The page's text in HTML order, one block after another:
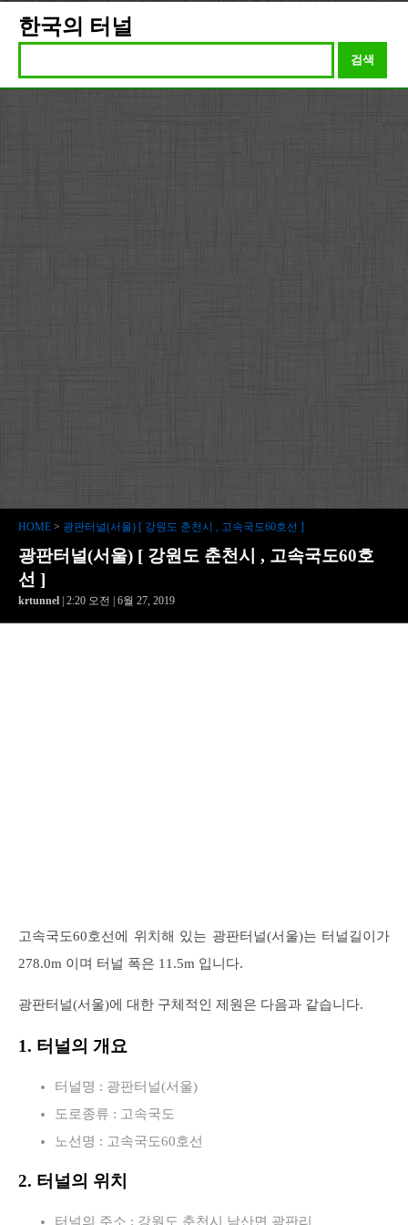
한국의 터널
검색
HOME > 광판터널(서울) [ 강원도 춘천시 , 고속국도60호선 ]
광판터널(서울) [ 강원도 춘천시 , 고속국도60호
선 ]
krtunnel | 2:20 오전 | 6월 27, 2019
고속국도60호선에 위치해 있는 광판터널(서울)는 터널길이가
278.0m 이며 터널 폭은 11.5m 입니다.
광판터널(서울)에 대한 구체적인 제원은 다음과 같습니다.
1. 터널의 개요
터널명 : 광판터널(서울)
도로종류 : 고속국도
노선명 : 고속국도60호선
2. 터널의 위치
터널의 주소 : 강원도 춘천시 남산면 광판리